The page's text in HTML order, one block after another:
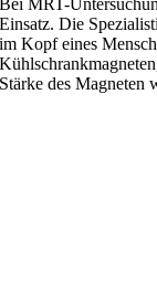
Bei MRT-
Einsatz. Die
im Kopf eines
Stärke des Magneten